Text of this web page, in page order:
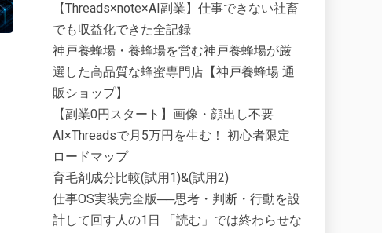
【Threads×note×AI副業】仕事できない社畜
でも収益化できた全記録
神戸養蜂場・養蜂場を営む神戸養蜂場が厳
選した高品質な蜂蜜専門店【神戸養蜂場 通
販ショップ】
【副業0円スタート】画像・顔出し不要
AI×Threadsで月5万円を生む！ 初心者限定
ロードマップ
育毛剤成分比較(試用1)&(試用2)
仕事OS実装完全版──思考・判断・行動を設
計して回す人の1日 「読む」では終わらせな